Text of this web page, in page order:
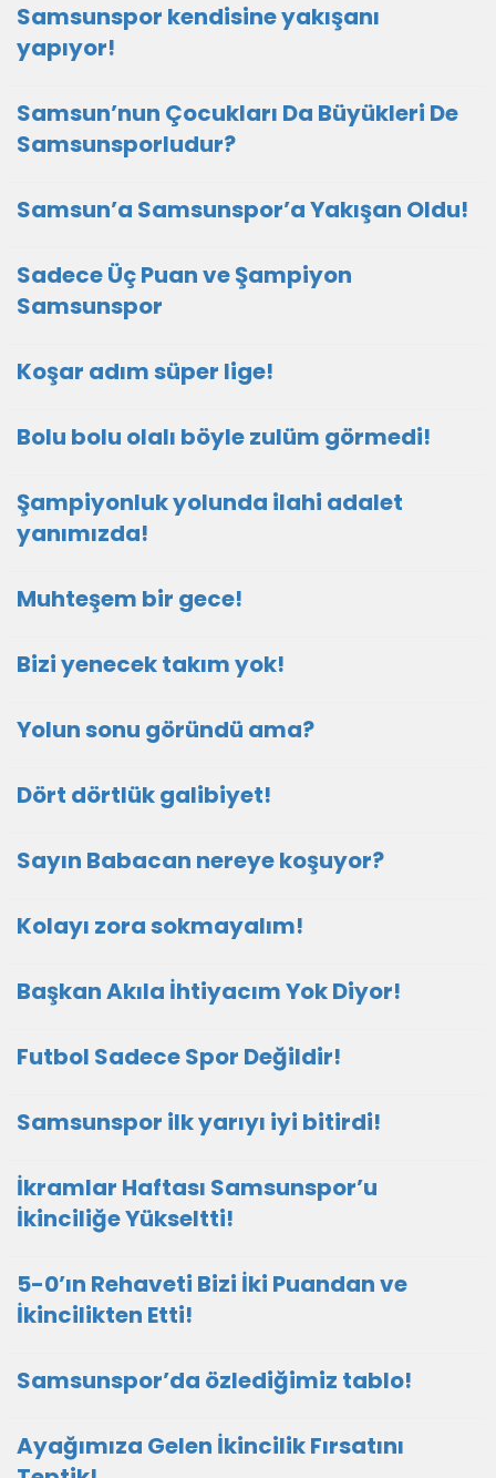
Samsunspor kendisine yakışanı
yapıyor!
Samsun’nun Çocukları Da Büyükleri De
Samsunsporludur?
Samsun’a Samsunspor’a Yakışan Oldu!
Sadece Üç Puan ve Şampiyon
Samsunspor
Koşar adım süper lige!
Bolu bolu olalı böyle zulüm görmedi!
Şampiyonluk yolunda ilahi adalet
yanımızda!
Muhteşem bir gece!
Bizi yenecek takım yok!
Yolun sonu göründü ama?
Dört dörtlük galibiyet!
Sayın Babacan nereye koşuyor?
Kolayı zora sokmayalım!
Başkan Akıla İhtiyacım Yok Diyor!
Futbol Sadece Spor Değildir!
Samsunspor ilk yarıyı iyi bitirdi!
İkramlar Haftası Samsunspor’u
İkinciliğe Yükseltti!
5-0’ın Rehaveti Bizi İki Puandan ve
İkincilikten Etti!
Samsunspor’da özlediğimiz tablo!
Ayağımıza Gelen İkincilik Fırsatını